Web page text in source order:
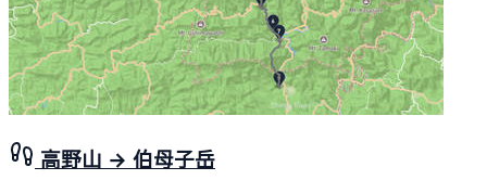
高野山 → 伯母子岳